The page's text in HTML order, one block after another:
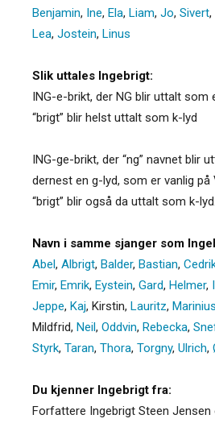
Benjamin, Ine, Ela, Liam, Jo, Sivert,
Lea, Jostein, Linus
Slik uttales Ingebrigt:
ING-e-brikt, der NG blir uttalt som
“brigt” blir helst uttalt som k-lyd
ING-ge-brikt, der “ng” navnet blir
dernest en g-lyd, som er vanlig på
“brigt” blir også da uttalt som k-lyd.
Navn i samme sjanger som
Abel, Albrigt, Balder, Bastian,
Emir, Emrik, Eystein, Gard, Helmer,
Jeppe, Kaj, Kirstin, Lauritz, Marinius
Mildfrid, Neil, Oddvin, Rebecka,
Styrk, Taran, Thora, Torgny, Ulrich,
Du kjenner Ingebrigt fra:
Forfattere Ingebrigt Steen Jensen